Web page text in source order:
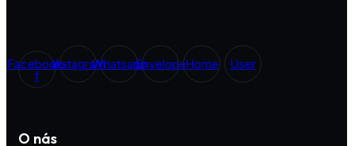
Facebook-
f
InstagramWhatsappEnvelopeHome User
O nás